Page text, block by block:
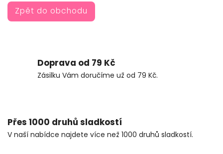
Zpět do obchodu
Doprava od 79 Kč
Zásilku Vám doručíme už od 79 Kč.
Přes 1000 druhů sladkostí
V naší nabídce najdete více než 1000 druhů sladkostí.